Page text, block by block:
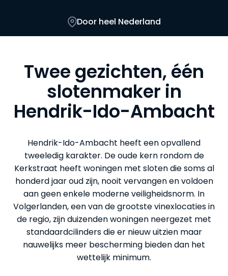
Door heel Nederland
Twee gezichten, één
slotenmaker in
Hendrik-Ido-Ambacht
Hendrik-Ido-Ambacht heeft een opvallend
tweeledig karakter. De oude kern rondom de
Kerkstraat heeft woningen met sloten die soms al
honderd jaar oud zijn, nooit vervangen en voldoen
aan geen enkele moderne veiligheidsnorm. In
Volgerlanden, een van de grootste vinexlocaties in
de regio, zijn duizenden woningen neergezet met
standaardcilinders die er nieuw uitzien maar
nauwelijks meer bescherming bieden dan het
wettelijk minimum.